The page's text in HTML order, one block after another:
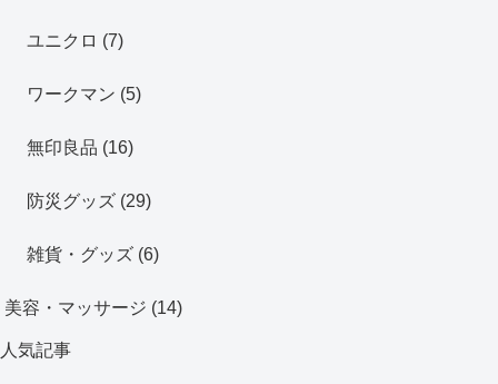
ユニクロ (7)
ワークマン (5)
無印良品 (16)
防災グッズ (29)
雑貨・グッズ (6)
美容・マッサージ (14)
人気記事